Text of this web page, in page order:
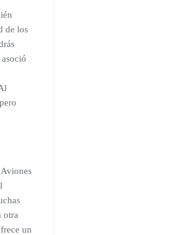
de los
otra
un